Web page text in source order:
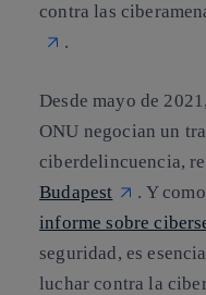
contra las
.
Desde mayo de
ONU negocian un
ciberdelincuencia,
Budapest
. Y
informe sobre
seguridad, es
luchar contra la